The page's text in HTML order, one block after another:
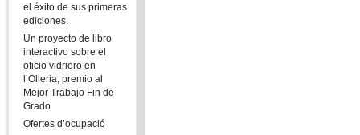
el éxito de sus primeras
ediciones.
Un proyecto de libro
interactivo sobre el
oficio vidriero en
l’Olleria, premio al
Mejor Trabajo Fin de
Grado
Ofertes d’ocupació